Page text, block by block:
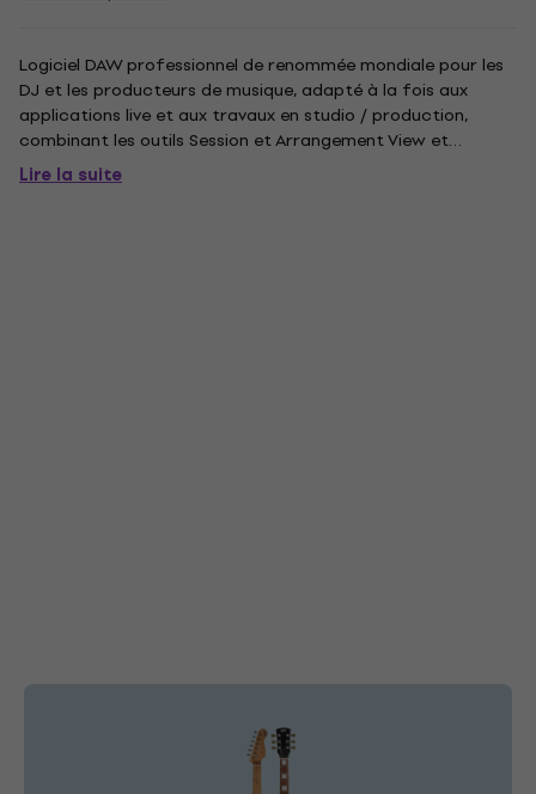
Logiciel DAW professionnel de renommée mondiale pour les
DJ et les producteurs de musique, adapté à la fois aux
applications live et aux travaux en studio / production,
combinant les outils Session et Arrangement View et
offrant un accès rapide et intuitif à la composition, aux
performances flexibles et aux improvisations. La version
Lire la suite